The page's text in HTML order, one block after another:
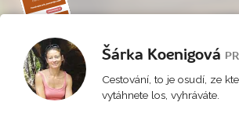
Šárka Koenigová
Cestování, to je osudí, ze
vytáhnete los, vyhráváte.